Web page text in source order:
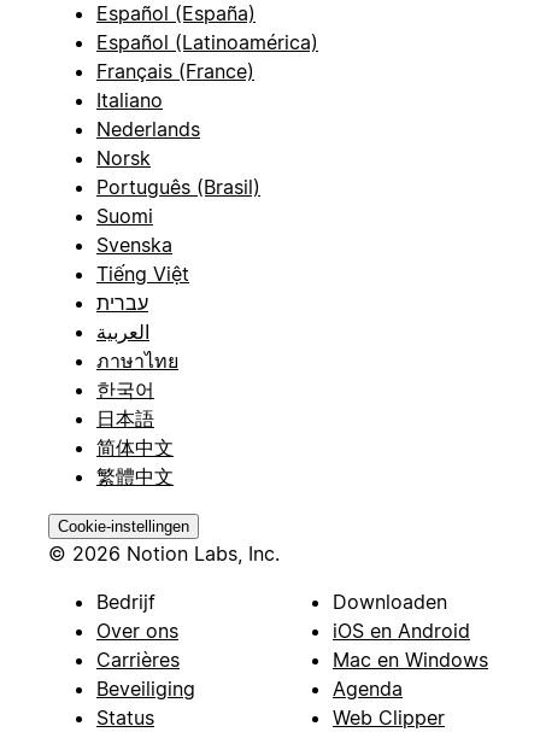
Español (España)
Español (Latinoamérica)
Français (France)
Italiano
Nederlands
Norsk
Português (Brasil)
Suomi
Svenska
Tiếng Việt
עברית
العربية
ภาษาไทย
한국어
日本語
简体中文
繁體中文
Cookie-instellingen
© 2026 Notion Labs, Inc.
Bedrijf
Over ons
Carrières
Beveiliging
Status
Downloaden
iOS en Android
Mac en Windows
Agenda
Web Clipper